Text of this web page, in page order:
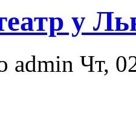
у
admin Чт,